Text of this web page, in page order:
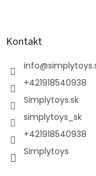
Kontakt
info@
+421918540938
Simplytoys.sk
simplytoys_sk
+421918540938
Simplytoys